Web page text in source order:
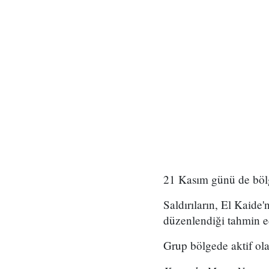
21 Kasım günü de
Saldırıların, El
düzenlendiği tahmin
Grup bölgede aktif